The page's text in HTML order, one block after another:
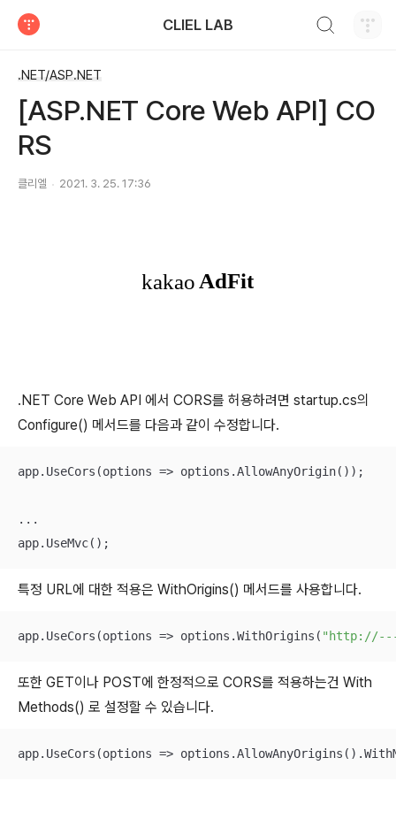
CLIEL LAB
.NET/ASP.NET
[ASP.NET Core Web API] CO
RS
클리엘 2021. 3. 25. 17:36
.NET Core Web API 에서 CORS를 허용하려면 startup.cs의
Configure() 메서드를 다음과 같이 수정합니다.
app.UseCors(options => options.AllowAnyOrigin());
...
app.UseMvc();
특정 URL에 대한 적용은 WithOrigins() 메서드를 사용합니다.
app.UseCors(options => options.WithOrigins(
또한 GET이나 POST에 한정적으로 CORS를 적용하는건 With
Methods() 로 설정할 수 있습니다.
app.UseCors(options =>